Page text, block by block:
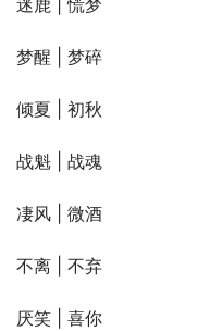
迷鹿 | 慌梦
梦醒 | 梦碎
倾夏 | 初秋
战魁 | 战魂
凄风 | 微酒
不离 | 不弃
厌笑 | 喜你